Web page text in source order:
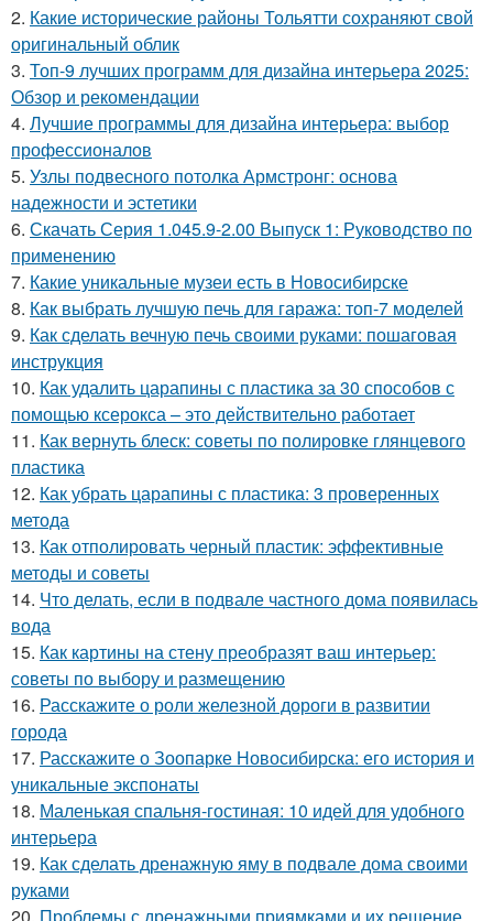
2. Какие исторические районы Тольятти сохраняют свой
оригинальный облик
3. Топ-9 лучших программ для дизайна интерьера 2025:
Обзор и рекомендации
4. Лучшие программы для дизайна интерьера: выбор
профессионалов
5. Узлы подвесного потолка Армстронг: основа
надежности и эстетики
6. Скачать Серия 1.045.9-2.00 Выпуск 1: Руководство по
применению
7. Какие уникальные музеи есть в Новосибирске
8. Как выбрать лучшую печь для гаража: топ-7 моделей
9. Как сделать вечную печь своими руками: пошаговая
инструкция
10. Как удалить царапины с пластика за 30 способов с
помощью ксерокса – это действительно работает
11. Как вернуть блеск: советы по полировке глянцевого
пластика
12. Как убрать царапины с пластика: 3 проверенных
метода
13. Как отполировать черный пластик: эффективные
методы и советы
14. Что делать, если в подвале частного дома появилась
вода
15. Как картины на стену преобразят ваш интерьер:
советы по выбору и размещению
16. Расскажите о роли железной дороги в развитии
города
17. Расскажите о Зоопарке Новосибирска: его история и
уникальные экспонаты
18. Маленькая спальня-гостиная: 10 идей для удобного
интерьера
19. Как сделать дренажную яму в подвале дома своими
руками